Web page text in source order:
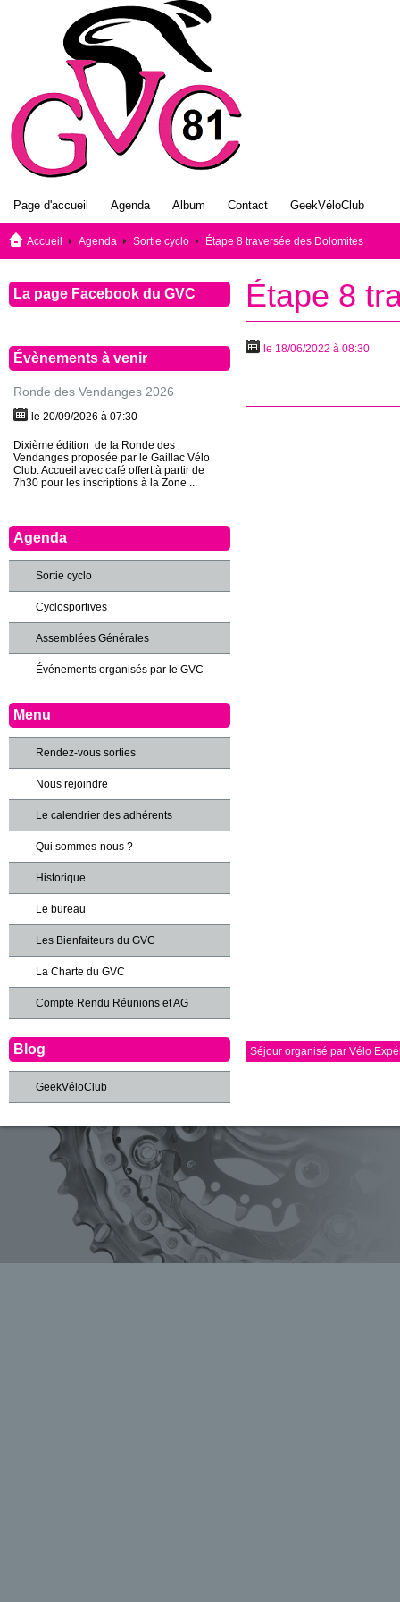
Page d'accueil Agenda Album Contact GeekVéloClub
Accueil Agenda Sortie cyclo Étape 8 traversée des Dolomites
Étape 8
le 18/06/2022 à 08:30
Séjour organisé par Vélo
La page Facebook du GVC
Évènements à venir
Ronde des Vendanges 2026
le 20/09/2026 à 07:30
Dixième édition de la Ronde des
Vendanges proposée par le Gaillac Vélo
Club. Accueil avec café offert à partir de
7h30 pour les inscriptions à la Zone ...
Agenda
Sortie cyclo
Cyclosportives
Assemblées Générales
Événements organisés par le GVC
Menu
Rendez-vous sorties
Nous rejoindre
Le calendrier des adhérents
Qui sommes-nous ?
Historique
Le bureau
Les Bienfaiteurs du GVC
La Charte du GVC
Compte Rendu Réunions et AG
Blog
GeekVéloClub